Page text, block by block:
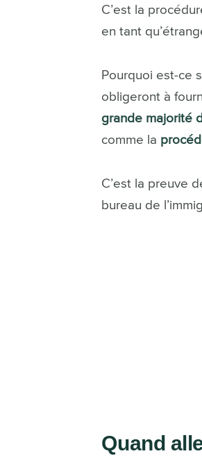
C’est la
en tant
Pourquoi est-ce
obligeront à
grande majorité
comme la
C’est la preuve
bureau de
Quand